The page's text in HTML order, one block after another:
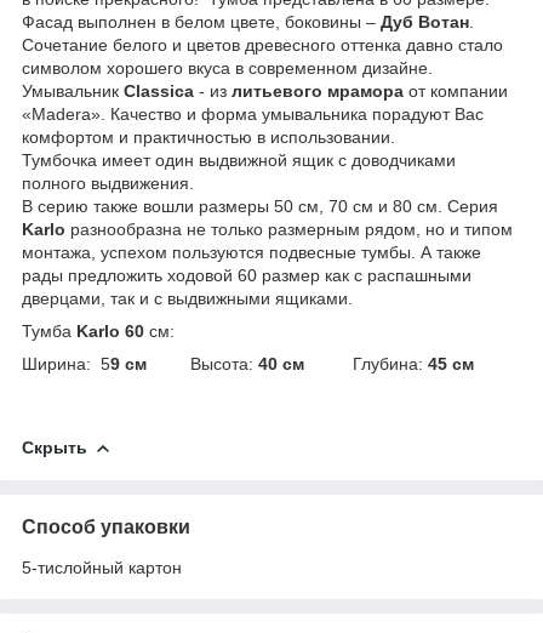
Фасад выполнен в белом цвете, боковины – Дуб Вотан
Сочетание белого и цветов древесного оттенка давно стало
символом хорошего вкуса в современном дизайне.
Умывальник Classica - из литьевого мрамора от компании
«Madera». Качество и форма умывальника порадуют Вас
комфортом и практичностью в использовании.
Тумбочка имеет один выдвижной ящик с доводчиками
полного выдвижения.
В серию также вошли размеры 50 см, 70 см и 80 см. Серия
Karlo разнообразна не только размерным рядом, но и типом
монтажа, успехом пользуются подвесные тумбы. А также
рады предложить ходовой 60 размер как с распашными
дверцами, так и с выдвижными ящиками.
Тумба Karlo 60 см:
Ширина: 59 см Высота: 40 см Глубина: 45 см
Скрыть
Способ упаковки
5-тислойный картон